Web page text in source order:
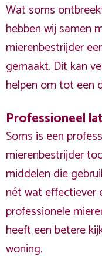
Wat soms
hebben wij samen
mierenbestrijder
gemaakt. Dit kan
helpen om tot een
Professioneel
Soms is een
mierenbestrijder
middelen die
nét wat effectiever
professionele
heeft een betere
woning.